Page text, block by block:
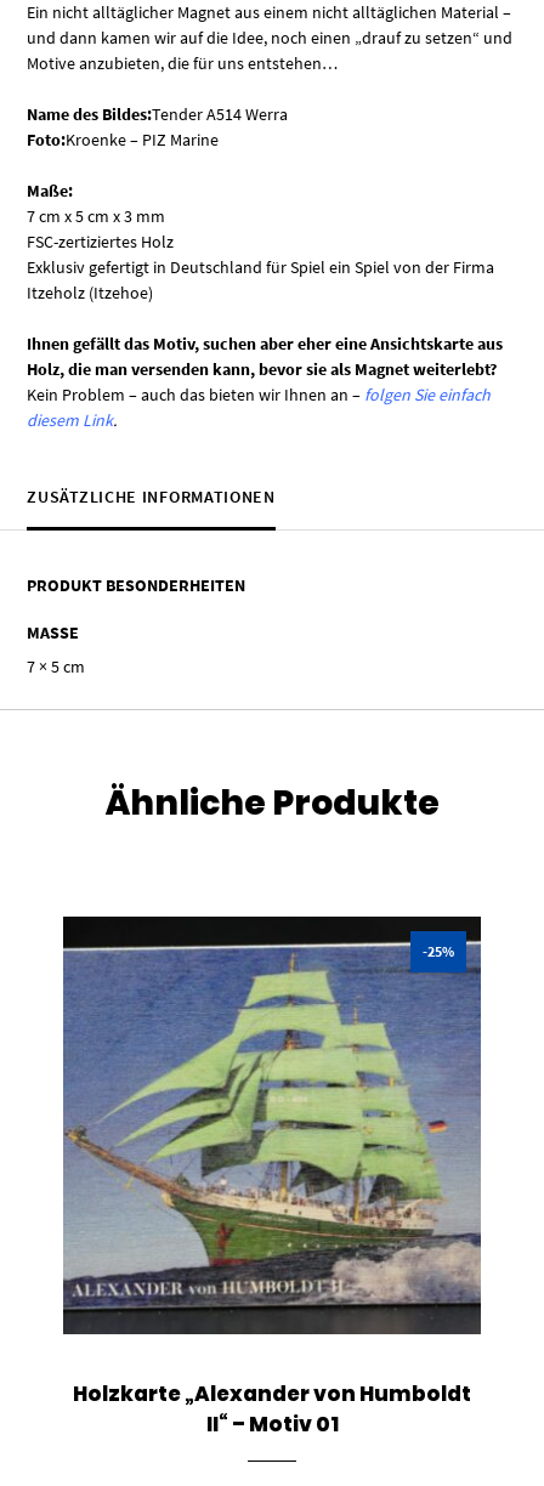
Ein nicht alltäglicher Magnet aus einem nicht alltäglichen Material –
und dann kamen wir auf die Idee, noch einen „drauf zu setzen“ und
Motive anzubieten, die für uns entstehen…
Name des Bildes:Tender A514 Werra
Foto:Kroenke – PIZ Marine
Maße:
7 cm x 5 cm x 3 mm
FSC-zertiziertes Holz
Exklusiv gefertigt in Deutschland für Spiel ein Spiel von der Firma
Itzeholz (Itzehoe)
Ihnen gefällt das Motiv, suchen aber eher eine Ansichtskarte aus
Holz, die man versenden kann, bevor sie als Magnet weiterlebt?
Kein Problem – auch das bieten wir Ihnen an – folgen Sie einfach
diesem Link.
ZUSÄTZLICHE INFORMATIONEN
PRODUKT BESONDERHEITEN
MASSE
7 × 5 cm
Ähnliche Produkte
-25%
Holzkarte „Alexander von Humboldt
II“ – Motiv 01